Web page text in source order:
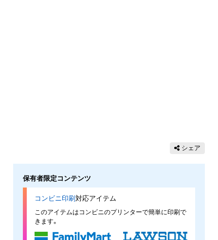
シェア
保有者限定コンテンツ
コンビニ印刷対応アイテム
このアイテムはコンビニのプリンターで簡単に印刷で
きます。